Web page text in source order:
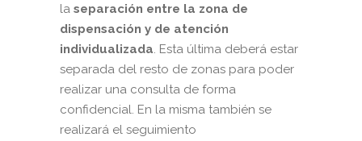
la separación entre la zona de
dispensación y de atención
individualizada. Esta última deberá estar
separada del resto de zonas para poder
realizar una consulta de forma
confidencial. En la misma también se
realizará el seguimiento